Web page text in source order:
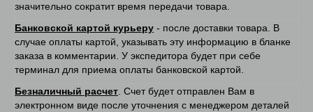
значительно сократит время передачи товара.
Банковской картой курьеру - после доставки товара. В
случае оплаты картой, указывать эту информацию в бланке
заказа в комментарии. У экспедитора будет при себе
терминал для приема оплаты банковской картой.
Безналичный расчет . Счет будет отправлен Вам в
электронном виде после уточнения с менеджером деталей